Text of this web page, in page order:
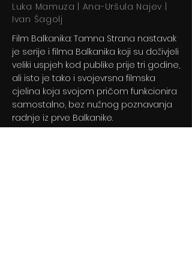
Luka Mamuza | Ana-Uršula Najev |
Ivan Šagolj
Film Balkanika: Tamna Strana nastavak
je serije i filma Balkanika koji su doživjeli
veliki uspjeh kod publike prije tri godine,
ali isto je tako i svojevrsna filmska
cjelina koja svojom pričom funkcionira
samostalno, bez nužnog poznavanja
radnje iz prve Balkanike.